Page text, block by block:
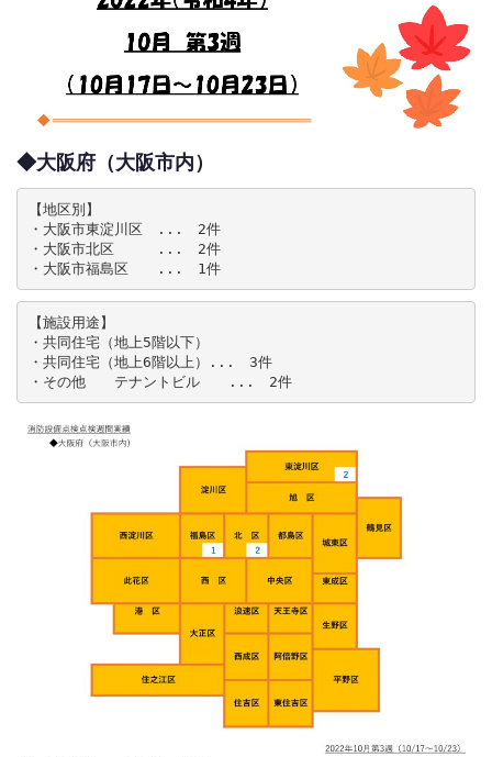
◆大阪府（大阪市内）
【地区別】
・大阪市東淀川区　...　2件
・大阪市北区　　　...　2件
・大阪市福島区　　...　1件
【施設用途】
・共同住宅（地上5階以下）
・共同住宅（地上6階以上）...　3件
・その他　　テナントビル　　...　2件